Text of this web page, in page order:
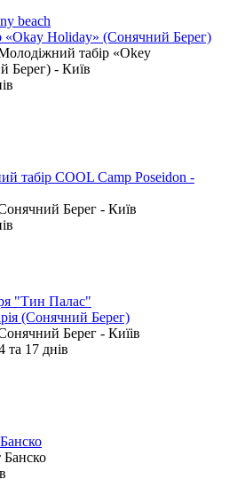
«Okay Holiday» (Сонячний Берег)
табір «Okey
Берег) - Київ
табір COOL Camp Poseidon -
Берег - Київ
(Сонячний Берег)
Берег - Киїів
та 17 днів
Банско